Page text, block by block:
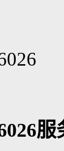
服